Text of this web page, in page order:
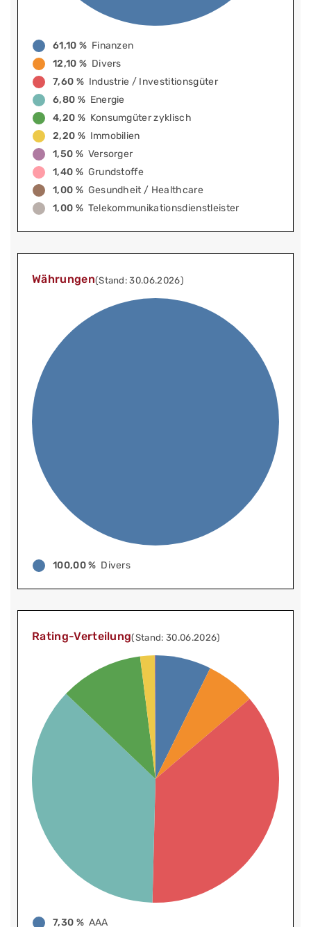
61,10 % Finanzen
12,10 % Divers
7,60 % Industrie / Investitionsgüter
6,80 % Energie
4,20 % Konsumgüter zyklisch
2,20 % Immobilien
1,50 % Versorger
1,40 % Grundstoffe
1,00 % Gesundheit / Healthcare
1,00 % Telekommunikationsdienstleister
Währungen(Stand: 30.06.2026)
100,00 % Divers
Rating-Verteilung(Stand: 30.06.2026)
7,30 % AAA